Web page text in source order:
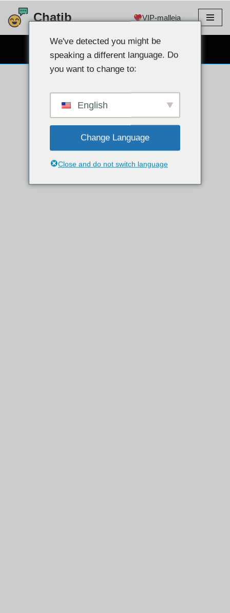
Siirry
Chatib VIP-malleja
ILMAINEN WEBCAM CHAT
We've detected you might be
speaking a different language. Do
you want to change to:
English
Change Language
Close and do not switch language